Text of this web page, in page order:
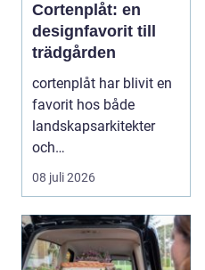
Cortenplåt: en
designfavorit till
trädgården
cortenplåt har blivit en
favorit hos både
landskapsarkitekter
och
trädgårdsentusiaster.
Det är ett m...
08 juli 2026